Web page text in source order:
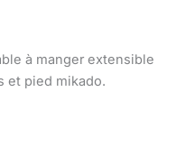
à manger extensible
et pied mikado.